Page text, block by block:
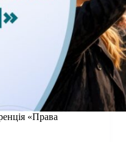
«Права